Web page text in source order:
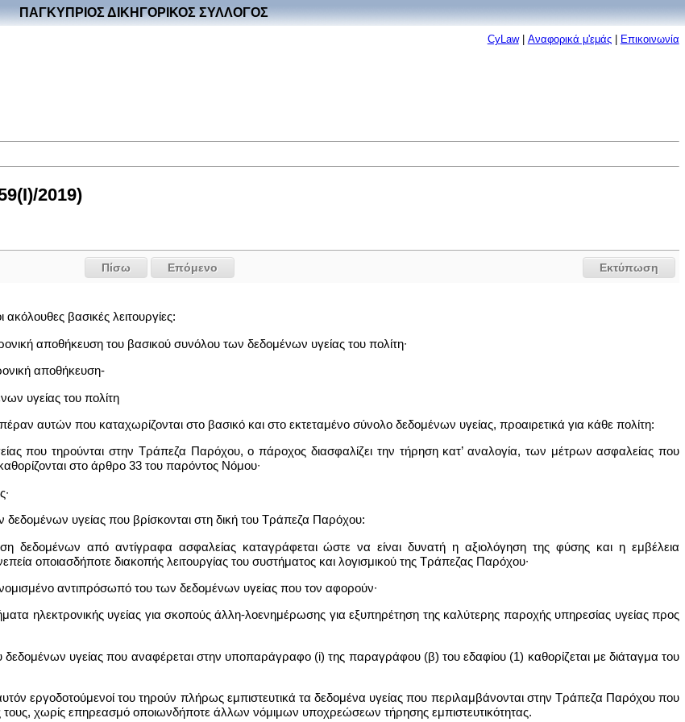
ΠΑΓΚΥΠΡΙΟΣ ΔΙΚΗΓΟΡΙΚΟΣ ΣΥΛΛΟΓΟΣ
CyLaw| Αναφορικά μ'εμάς| Επικοινωνία
2019)
Εκτύπωση
Πίσω
Επόμενο
βασικές λειτουργίες:
αποθήκευση του βασικού συνόλου των δεδομένων υγείας του πολίτη∙
αποθήκευση-
υγείας του πολίτη
αυτών που καταχωρίζονται στο βασικό και στο εκτεταμένο σύνολο δεδομένων υγείας, προαιρετικά για κάθε πολίτη:
που τηρούνται στην Τράπεζα Παρόχου, ο πάροχος διασφαλίζει την τήρηση κατ’ αναλογία, των μέτρων ασφαλείας που
στο άρθρο 33 του παρόντος Νόμου∙
υγείας που βρίσκονται στη δική του Τράπεζα Παρόχου:
δεδομένων από αντίγραφα ασφαλείας καταγράφεται ώστε να είναι δυνατή η αξιολόγηση της φύσης και η εμβέλεια
οποιασδήποτε διακοπής λειτουργίας του συστήματος και λογισμικού της Τράπεζας Παρόχου∙
αντιπρόσωπό του των δεδομένων υγείας που τον αφορούν∙
ηλεκτρονικής υγείας για σκοπούς άλλη-λοενημέρωσης για εξυπηρέτηση της καλύτερης παροχής υπηρεσίας υγείας προς
δεδομένων υγείας που αναφέρεται στην υποπαράγραφο (i) της παραγράφου (β) του εδαφίου (1) καθορίζεται με διάταγμα του
εργοδοτούμενοί του τηρούν πλήρως εμπιστευτικά τα δεδομένα υγείας που περιλαμβάνονται στην Τράπεζα Παρόχου που
χωρίς επηρεασμό οποιωνδήποτε άλλων νόμιμων υποχρεώσεων τήρησης εμπιστευτικότητας.